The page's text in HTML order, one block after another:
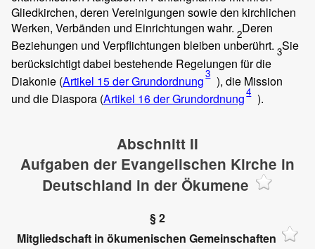
Gliedkirchen, deren Vereinigungen sowie den kirchlichen
Werken, Verbänden und Einrichtungen wahr. 2Deren
Beziehungen und Verpflichtungen bleiben unberührt. 3Sie
berücksichtigt dabei bestehende Regelungen für die
Diakonie (Artikel 15 der Grundordnung3 ), die Mission
und die Diaspora (Artikel 16 der Grundordnung4 ).
Abschnitt II
Aufgaben der Evangelischen Kirche in
Deutschland in der Ökumene
§ 2
Mitgliedschaft in ökumenischen Gemeinschaften